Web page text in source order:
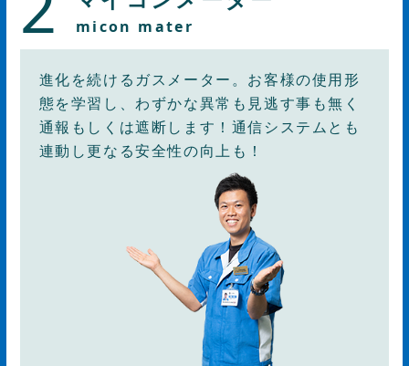
micon mater
進化を続けるガスメーター。お客様の使用形
態を学習し、わずかな異常も見逃す事も無く
通報もしくは遮断します！通信システムとも
連動し更なる安全性の向上も！